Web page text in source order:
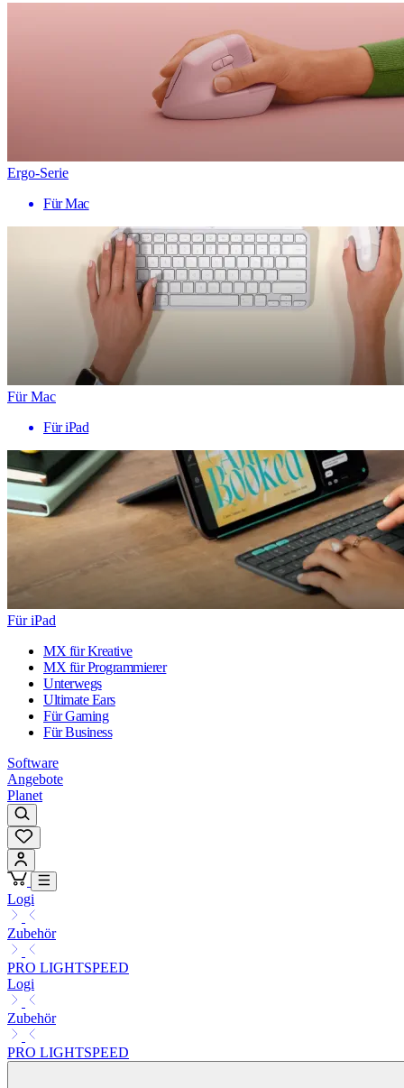
Ergo-Serie
Für Mac
Für Mac
Für iPad
Für iPad
MX für Kreative
MX für Programmierer
Unterwegs
Ultimate Ears
Für Gaming
Für Business
Software
Angebote
Planet
Logi
Zubehör
PRO LIGHTSPEED
Logi
Zubehör
PRO LIGHTSPEED